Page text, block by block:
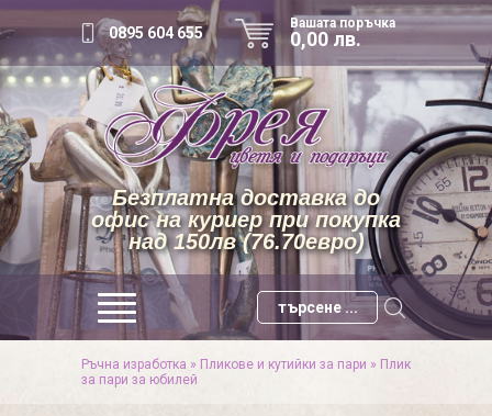
0895 604 655
Вашата поръчка
0,00 лв.
Безплатна доставка до
офис на куриер при покупка
над 150лв (76.70евро)
Ръчна изработка » Пликове и кутийки за пари » Плик
за пари за юбилей